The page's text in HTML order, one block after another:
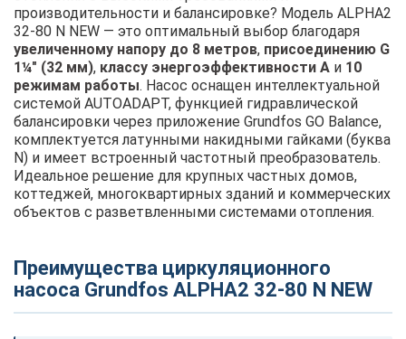
производительности и балансировке? Модель ALPHA2
32-80 N NEW — это оптимальный выбор благодаря
увеличенному напору до 8 метров, присоединению G
1¼" (32 мм), классу энергоэффективности А и 10
режимам работы. Насос оснащен интеллектуальной
системой AUTOADAPT, функцией гидравлической
балансировки через приложение Grundfos GO Balance,
комплектуется латунными накидными гайками (буква
N) и имеет встроенный частотный преобразователь.
Идеальное решение для крупных частных домов,
коттеджей, многоквартирных зданий и коммерческих
объектов с разветвленными системами отопления.
Преимущества циркуляционного
насоса Grundfos ALPHA2 32-80 N NEW